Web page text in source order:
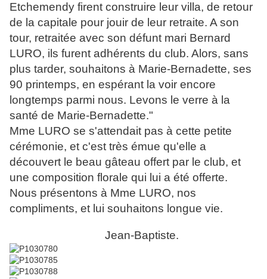
Etchemendy firent construire leur villa, de retour
de la capitale pour jouir de leur retraite. A son
tour, retraitée avec son défunt mari Bernard
LURO, ils furent adhérents du club. Alors, sans
plus tarder, souhaitons à Marie-Bernadette, ses
90 printemps, en espérant la voir encore
longtemps parmi nous. Levons le verre à la
santé de Marie-Bernadette."
Mme LURO se s'attendait pas à cette petite
cérémonie, et c'est très émue qu'elle a
découvert le beau gâteau offert par le club, et
une composition florale qui lui a été offerte.
Nous présentons à Mme LURO, nos
compliments, et lui souhaitons longue vie.
Jean-Baptiste.